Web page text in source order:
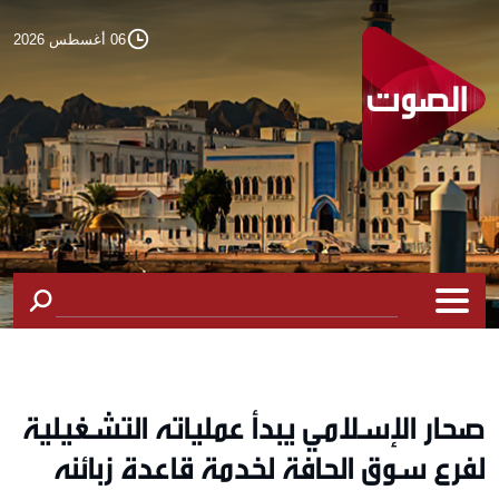
06 أغسطس 2026
صحار الإسلامي يبدأ عملياته التشغيلية
لفرع سوق الحافة لخدمة قاعدة زبائنه